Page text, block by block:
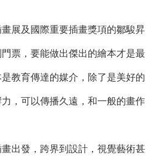
展及國際重要插畫獎項的鄒駿昇
票，要能做出傑出的繪本才是最
教育傳達的媒介，除了是美好的
，可以傳播久遠，和一般的畫作
出發，跨界到設計，視覺藝術甚